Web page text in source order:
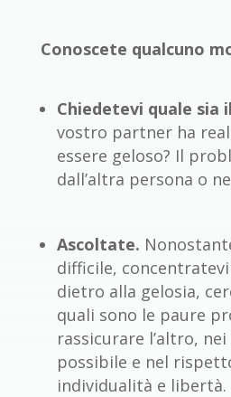
Conoscete qualcuno
Chiedetevi quale sia
vostro partner ha
essere geloso? Il
dall’altra persona o
Ascoltate.
difficile,
dietro alla gelosia,
quali sono le paure
rassicurare l’altro,
possibile e nel
individualità e libertà.